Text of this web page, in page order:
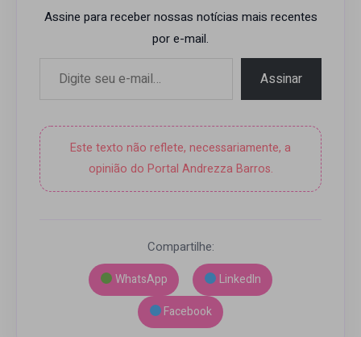
Assine para receber nossas notícias mais recentes
por e-mail.
Assinar
Este texto não reflete, necessariamente, a
opinião do Portal Andrezza Barros.
Compartilhe:
WhatsApp
LinkedIn
Facebook